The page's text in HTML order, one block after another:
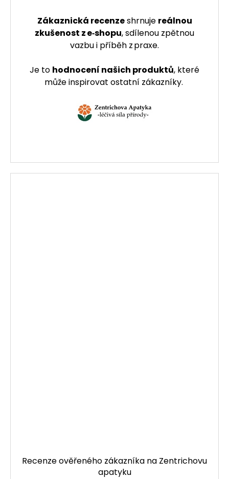
Zákaznická recenzeshrnuje reálnou
zkušenost z e‑shopu, sdílenou zpětnou
vazbu i příběh z praxe.
Je to hodnocení našich produktů, které
může inspirovat ostatní zákazníky.
Recenze ověřeného zákazníka na Zentrichovu
apatyku